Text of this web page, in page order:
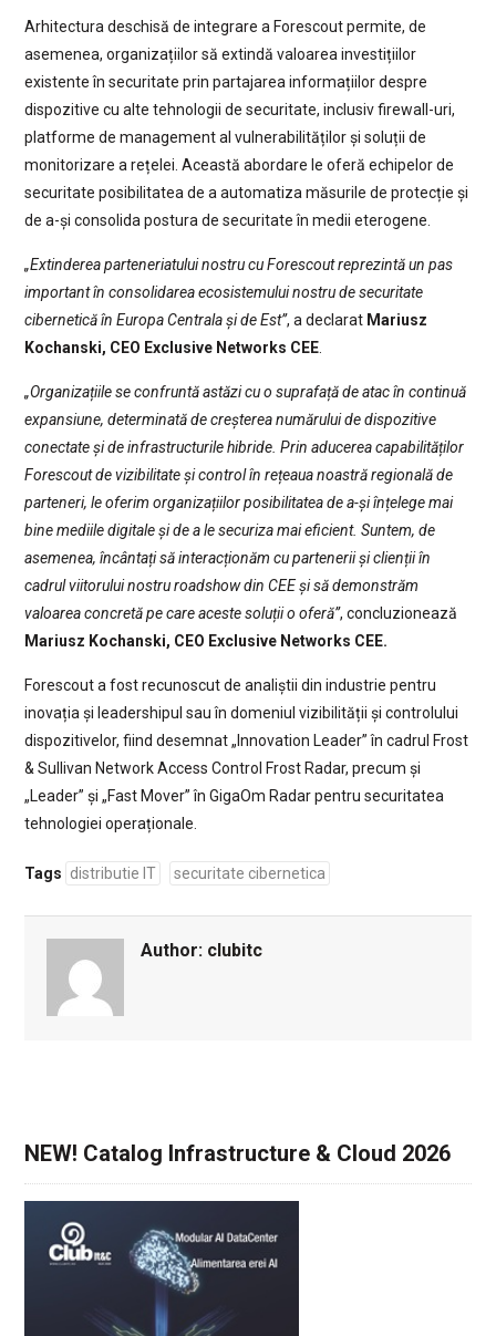
Arhitectura deschisă de integrare a Forescout permite, de
asemenea, organizațiilor să extindă valoarea investițiilor
existente în securitate prin partajarea informațiilor despre
dispozitive cu alte tehnologii de securitate, inclusiv firewall-uri,
platforme de management al vulnerabilităților și soluții de
monitorizare a rețelei. Această abordare le oferă echipelor de
securitate posibilitatea de a automatiza măsurile de protecție și
de a-și consolida postura de securitate în medii eterogene.
„Extinderea parteneriatului nostru cu Forescout reprezintă un pas
important în consolidarea ecosistemului nostru de securitate
cibernetică în Europa Centrala și de Est”, a declarat Mariusz
Kochanski, CEO Exclusive Networks CEE.
„Organizațiile se confruntă astăzi cu o suprafață de atac în continuă
expansiune, determinată de creșterea numărului de dispozitive
conectate și de infrastructurile hibride. Prin aducerea capabilităților
Forescout de vizibilitate și control în rețeaua noastră regională de
parteneri, le oferim organizațiilor posibilitatea de a-și înțelege mai
bine mediile digitale și de a le securiza mai eficient. Suntem, de
asemenea, încântați să interacționăm cu partenerii și clienții în
cadrul viitorului nostru roadshow din CEE și să demonstrăm
valoarea concretă pe care aceste soluții o oferă”, concluzionează
Mariusz Kochanski, CEO Exclusive Networks CEE.
Forescout a fost recunoscut de analiștii din industrie pentru
inovația și leadershipul sau în domeniul vizibilității și controlului
dispozitivelor, fiind desemnat „Innovation Leader” în cadrul Frost
& Sullivan Network Access Control Frost Radar, precum și
„Leader” și „Fast Mover” în GigaOm Radar pentru securitatea
tehnologiei operaționale.
Tags distributie IT securitate cibernetica
Author: clubitc
NEW! Catalog Infrastructure & Cloud 2026